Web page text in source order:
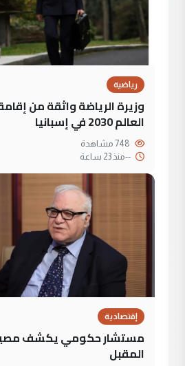
رياضية
وزيرة الرياضة واثقة من
العالم 2030 في إسبانيا
--منذ 23 ساعة
إقتصادية
مستشار حكومي يكشف مصير
المقبل